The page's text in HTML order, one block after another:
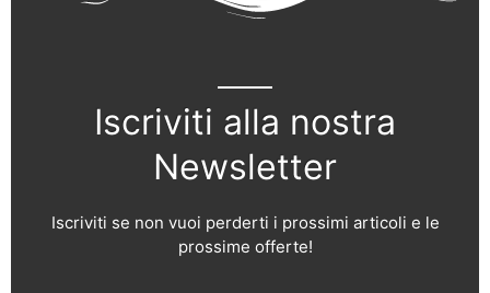
Iscriviti alla nostra
Newsletter
Iscriviti se non vuoi perderti i prossimi articoli e le
prossime offerte!